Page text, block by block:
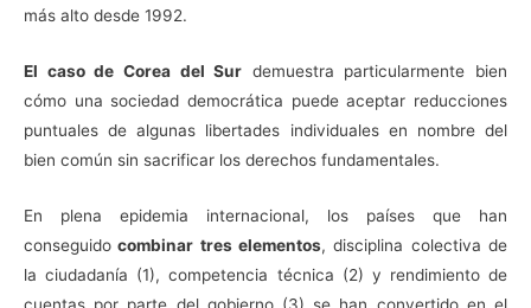
más alto desde 1992.
El caso de Corea del Sur demuestra particularmente bien
cómo una sociedad democrática puede aceptar reducciones
puntuales de algunas libertades individuales en nombre del
bien común sin sacrificar los derechos fundamentales.
En plena epidemia internacional, los países que han
conseguido combinar tres elementos, disciplina colectiva de
la ciudadanía (1), competencia técnica (2) y rendimiento de